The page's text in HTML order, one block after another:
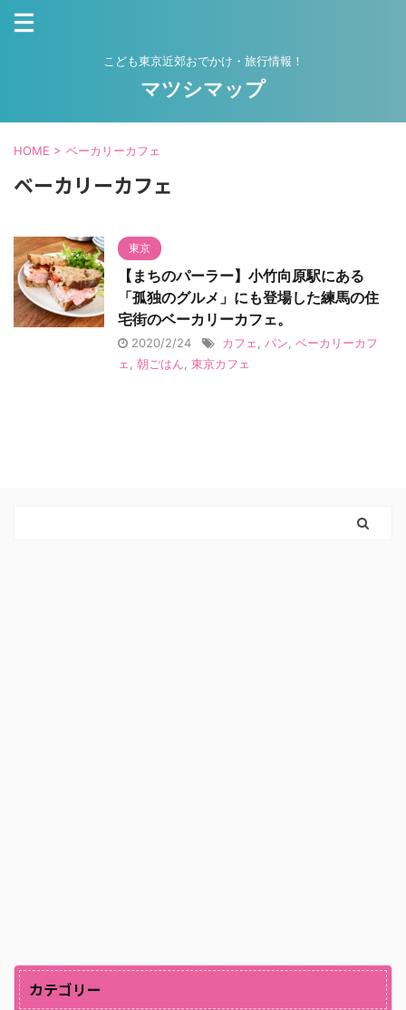
こども東京近郊おでかけ・旅行情報！
マツシマップ
HOME > ベーカリーカフェ
ベーカリーカフェ
東京
【まちのパーラー】小竹向原駅にある
「孤独のグルメ」にも登場した練馬の住
宅街のベーカリーカフェ。
2020/2/24 カフェ パン ベーカリーカフ
ェ
朝ごはん 東京カフェ
カテゴリー